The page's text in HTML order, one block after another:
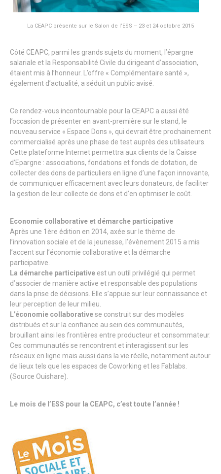
La CEAPC présente sur le Salon de l’ESS – 23 et 24 octobre 2015
Côté CEAPC, parmi les grands sujets du moment, l’épargne
salariale et la Responsabilité Civile du dirigeant d’association,
étaient mis à l’honneur. L’offre « Complémentaire santé »,
également d’actualité, a séduit un public avisé.
Ce rendez-vous incontournable pour la CEAPC a aussi été
l’occasion de présenter en avant-première sur le stand, le
nouveau service « Espace Dons », qui devrait être prochainement
commercialisé après une phase de test auprès des utilisateurs.
Cette plateforme Internet permettra aux clients de la Caisse
d’Epargne : associations, fondations et fonds de dotation, de
collecter des dons de particuliers en ligne d’une façon innovante,
de communiquer efficacement avec leurs donateurs, de faciliter
la gestion de leur collecte de dons et d’en optimiser le coût.
Economie collaborative et démarche participative
Après une 1ère édition en 2014, axée sur le thème de
l’innovation sociale et de la jeunesse, l’évènement 2015 a mis
l’accent sur l’économie collaborative et la démarche
participative.
La démarche participative est un outil privilégié qui permet
d’associer de manière active et responsable des populations
dans la prise de décisions. Elle s’appuie sur leur connaissance et
leur perception de leur milieu.
L’économie collaborativese construit sur des modèles
distribués et sur la confiance au sein des communautés,
brouillant ainsi les frontières entre producteur et consommateur.
Ces communautés se rencontrent et interagissent sur les
réseaux en ligne mais aussi dans la vie réelle, notamment autour
de lieux tels que les espaces de Coworking et les Fablabs.
(Source Ouishare).
Le mois de l’ESS pour la CEAPC, c’est toute l’année !